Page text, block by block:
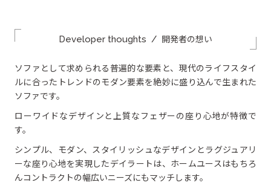
Developer thoughts / 開発者の想い
ソファとして求められる普遍的な要素と、現代のライフスタイ
ルに合ったトレンドのモダン要素を絶妙に盛り込んで生まれた
ソファです。
ローワイドなデザインと上質なフェザーの座り心地が特徴で
す。
シンプル、モダン、スタイリッシュなデザインとラグジュアリ
ーな座り心地を実現したデイラートは、ホームユースはもちろ
んコントラクトの幅広いニーズにもマッチします。